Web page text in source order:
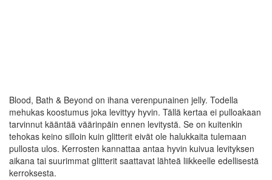
Blood, Bath & Beyond on ihana verenpunainen jelly. Todella
mehukas koostumus joka levittyy hyvin. Tällä kertaa ei pulloakaan
tarvinnut kääntää väärinpäin ennen levitystä. Se on kuitenkin
tehokas keino silloin kuin glitterit eivät ole halukkaita tulemaan
pullosta ulos. Kerrosten kannattaa antaa hyvin kuivua levityksen
aikana tai suurimmat glitterit saattavat lähteä liikkeelle edellisestä
kerroksesta.